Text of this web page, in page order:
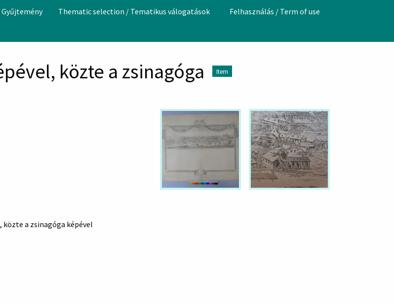
Thematic selection / Tematikus válogatások
Felhasználás / Term of use
közte a zsinagóga Item
a zsinagóga képével